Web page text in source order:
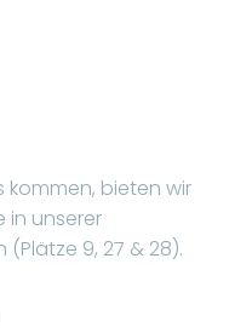
kommen, bieten wir
in unserer
9, 27 & 28).